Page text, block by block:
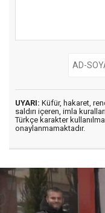
UYARI: Küfür, hakaret,
saldırı içeren, imla
Türkçe karakter
onaylanmamaktadır.